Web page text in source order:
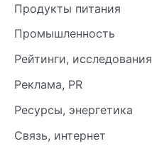
Продукты питания
Промышленность
Рейтинги, исследования
Реклама, PR
Ресурсы, энергетика
Связь, интернет